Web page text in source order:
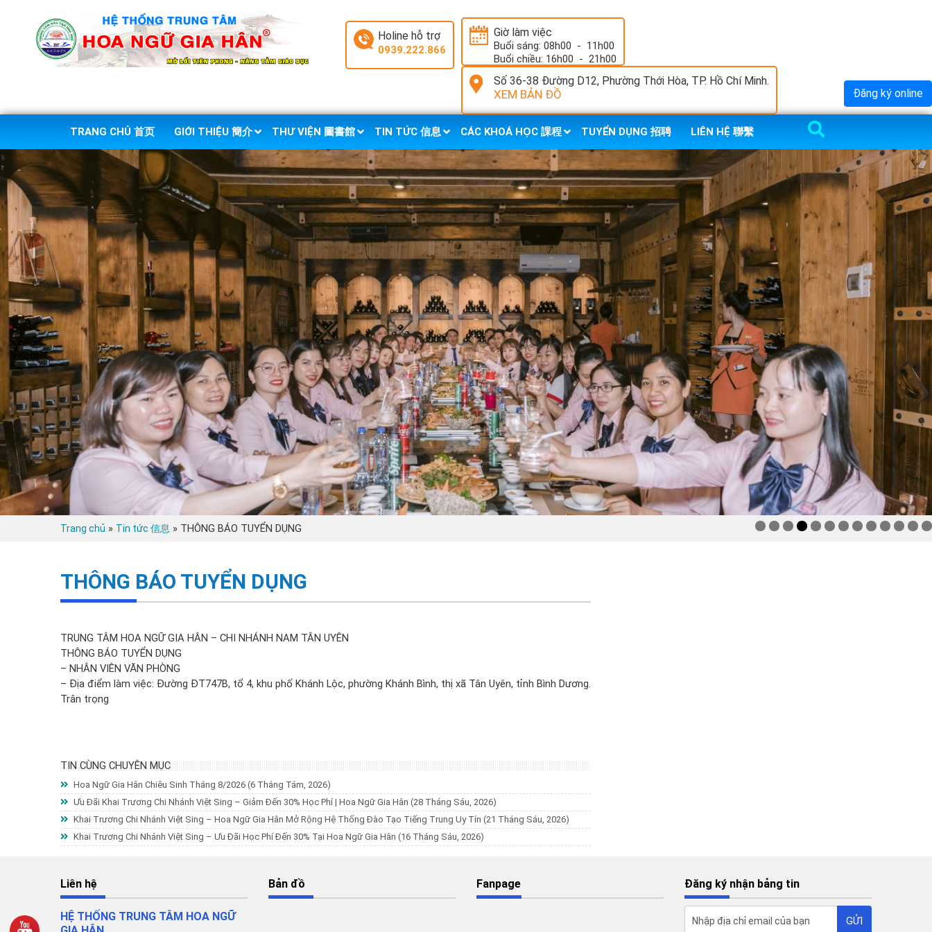
Holine hỗ trợ
0939.222.866
Giờ làm việc
Buổi sáng: 08h00 - 11h00
Buổi chiều: 16h00 - 21h00
Số 36-38 Đường D12, Phường Thới Hòa, TP. Hồ Chí Minh.
XEM BẢN ĐỒ
TRANG CHỦ 首页 GIỚI THIỆU 簡介 THƯ VIỆN 圖書館 TIN TỨC 信息 CÁC KHOÁ HỌC 課程 TUYỂN DỤNG 招聘 LIÊN HỆ 聯繫
Trang chủ » Tin tức 信息 » THÔNG BÁO TUYỂN DỤNG
THÔNG BÁO TUYỂN DỤNG
TRUNG TÂM HOA NGỮ GIA HÂN – CHI NHÁNH NAM TÂN UYÊN
THÔNG BÁO TUYỂN DỤNG
– NHÂN VIÊN VĂN PHÒNG
– Địa điểm làm việc: Đường ĐT747B, tổ 4, khu phố Khánh Lộc, phường Khánh Bình, thị xã Tân Uyên, tỉnh Bình Dương.
Trân trọng
TIN CÙNG CHUYÊN MỤC
Hoa Ngữ Gia Hân Chiêu Sinh Tháng 8/2026 (6 Tháng Tám, 2026)
Ưu Đãi Khai Trương Chi Nhánh Việt Sing – Giảm Đến 30% Học Phí | Hoa Ngữ Gia Hân (28 Tháng Sáu, 2026)
Khai Trương Chi Nhánh Việt Sing – Hoa Ngữ Gia Hân Mở Rộng Hệ Thống Đào Tạo Tiếng Trung Uy Tín (21 Tháng Sáu, 2026)
Khai Trương Chi Nhánh Việt Sing – Ưu Đãi Học Phí Đến 30% Tại Hoa Ngữ Gia Hân (16 Tháng Sáu, 2026)
Liên hệ
HỆ THỐNG TRUNG TÂM HOA NGỮ
Bản đồ Fanpage Đăng ký nhận bảng tin
Đăng ký online